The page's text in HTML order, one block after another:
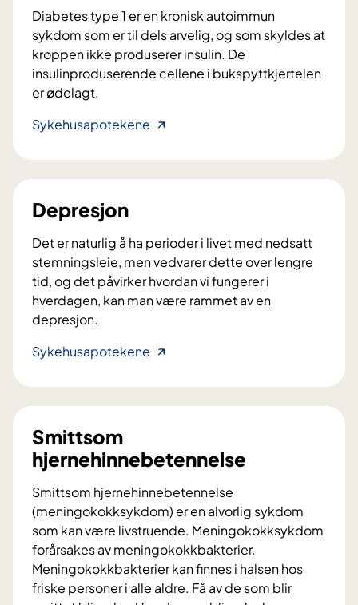
n
s
a
v
e
s
t
y
Diabetes type 1 er en kronisk autoimmun
sykdom som er til dels arvelig, og som skyldes at
kroppen ikke produserer insulin. De
insulinproduserende cellene i bukspyttkjertelen
er ødelagt.
Sykehusapotekene D
a
b
e
s
t
y
Depresjon
Det er naturlig å ha perioder i livet med nedsatt
stemningsleie, men vedvarer dette over lengre
tid, og det påvirker hvordan vi fungerer i
hverdagen, kan man være rammet av en
depresjon.
Sykehusapotekene D
p
r
j
Smittsom
hjernehinnebetennelse
Smittsom hjernehinnebetennelse
(meningokokksykdom) er en alvorlig sykdom
som kan være livstruende. Meningokokksykdom
forårsakes av meningokokkbakterier.
Meningokokkbakterier kan finnes i halsen hos
friske personer i alle aldre. Få av de som blir